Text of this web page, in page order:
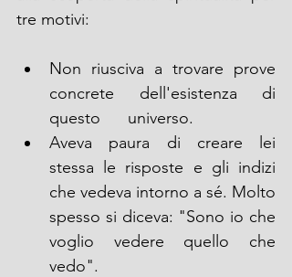
tre motivi:
Non riusciva a trovare prove
concrete dell'esistenza di
questo      universo.
Aveva paura di creare lei
stessa le risposte e gli indizi
che vedeva intorno a sé. Molto
spesso si diceva: "Sono io che
voglio vedere quello che
vedo".